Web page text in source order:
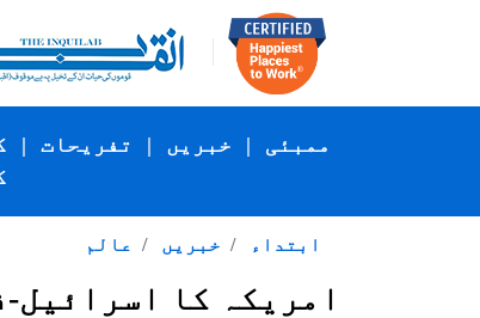
| تفریحات | خبریں | ممبئی
عالم خبریں ابتداء
امریکہ کا